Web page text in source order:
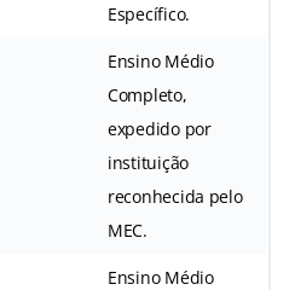
Específico.
Ensino Médio
Completo,
expedido por
instituição
reconhecida pelo
MEC.
Ensino Médio